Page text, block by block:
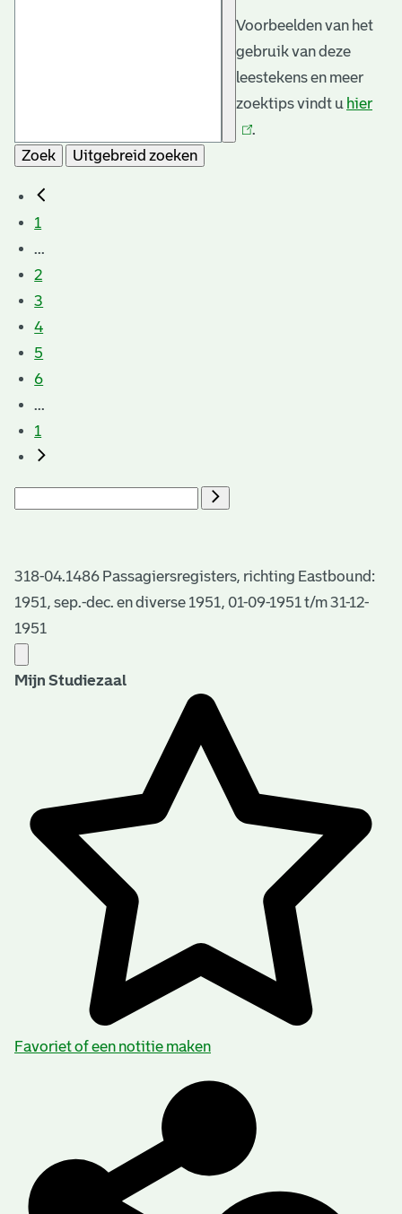
Voorbeelden van het
gebruik van deze
leestekens en meer
zoektips vindt u hier
.
Zoek
Uitgebreid zoeken
1
...
2
3
4
5
6
...
1
318-04.1486 Passagiersregisters, richting Eastbound:
1951, sep.-dec. en diverse 1951, 01-09-1951 t/m 31-12-
1951
Mijn Studiezaal
Favoriet of een notitie maken